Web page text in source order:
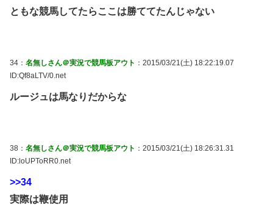
ともな競馬してたらここは勝ててたんじゃない
34： 名無しさん＠実況で競馬板アウト ：2015/03/21(土) 18:22:19.07
ID:Qf8aLTV/0.net
ルージュは馬なりだからな
38： 名無しさん＠実況で競馬板アウト ：2015/03/21(土) 18:26:31.31
ID:loUPToRR0.net
>>34
実際は鞭使用